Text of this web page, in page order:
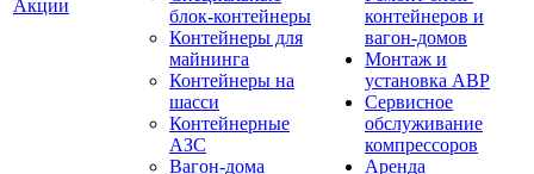
Акции
блок-контейнеры
Контейнеры для
майнинга
Контейнеры на
шасси
Контейнерные
АЗС
Вагон-дома
контейнеров и
вагон-домов
Монтаж и
установка АВР
Сервисное
обслуживание
компрессоров
Аренда